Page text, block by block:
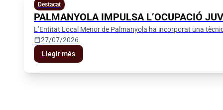
Destacat
PALMANYOLA IMPULSA L’OCUPACIÓ
L’Entitat Local Menor de Palmanyola ha incorporat una
calendar_today27/07/2026
Llegir més